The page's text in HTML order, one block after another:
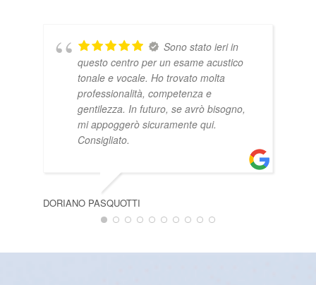
Sono stato ieri in
questo centro per un esame acustico
tonale e vocale. Ho trovato molta
professionalità, competenza e
gentilezza. In futuro, se avrò bisogno,
mi appoggerò sicuramente qui.
Consigliato.
DORIANO PASQUOTTI